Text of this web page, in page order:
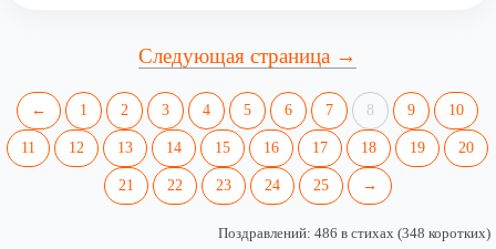
Следующая страница →
← 1 2 3 4 5 6 7 8 9 10
11 12 13 14 15 16 17 18 19 20
21 22 23 24 25 →
Поздравлений: 486 в стихах (348 коротких)